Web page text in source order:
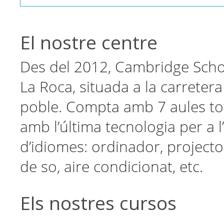
El nostre centre
Des del 2012, Cambridge
La Roca, situada a la
poble. Compta amb 7 aules
amb l’última tecnologia per a
d’idiomes: ordinador,
de so, aire condicionat, etc.
Els nostres cursos